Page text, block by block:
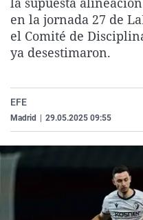
en la jornada 27 de
el Comité de
ya desestimaron.
EFE
Madrid 29.05.2025 09:55